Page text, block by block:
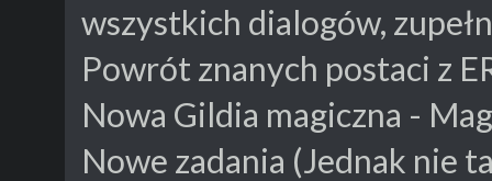
wszystkich dialogów,
Powrót znanych postaci z
Nowa Gildia magiczna -
Nowe zadania (Jednak nie